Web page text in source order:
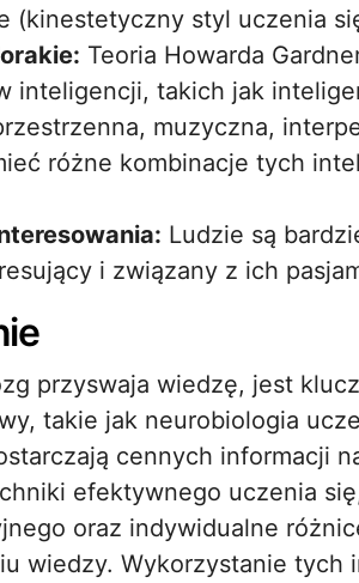
(kinestetyczny styl uczenia
Teoria Howarda
inteligencji, takich jak
muzyczna,
różne kombinacje tych
Ludzie są
i związany z ich
przyswaja wiedzę, jest
takie jak neurobiologia
cennych informacji
efektywnego uczenia
oraz indywidualne
wiedzy. Wykorzystanie tych